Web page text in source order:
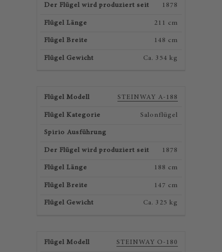
1878
211 cm
148 cm
Ca. 354 kg
STEINWAY A-188
Salonflügel
1878
188 cm
147 cm
Ca. 325 kg
STEINWAY O-180